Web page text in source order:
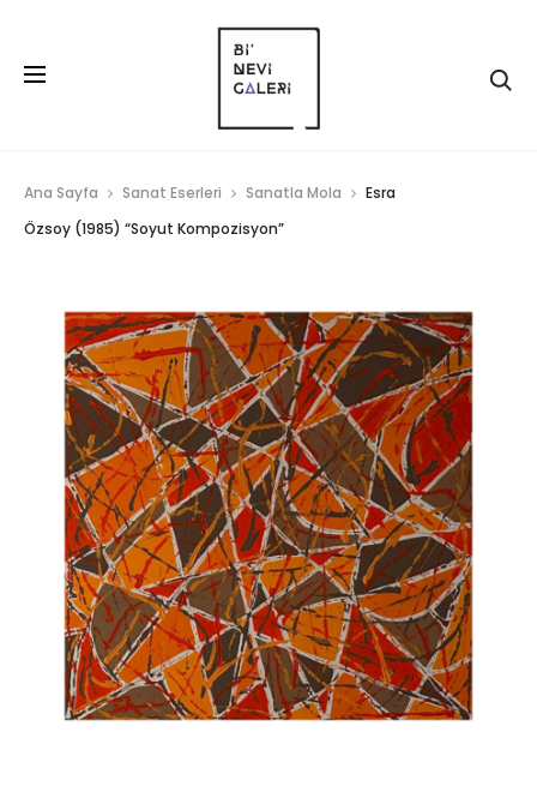
Ana Sayfa Sanat Eserleri Sanatla Mola
Esra
Özsoy (1985) “Soyut Kompozisyon”